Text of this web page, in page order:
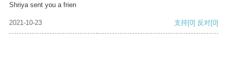
Shriya sent you a frien
2021-10-23 支持[0] 反对[0]